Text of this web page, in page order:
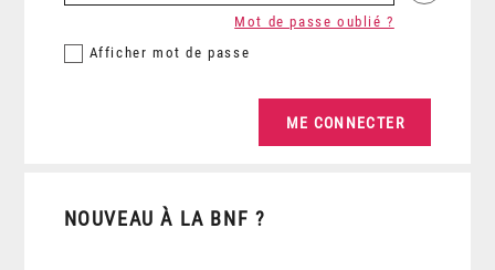
Afficher mot de passe
Mot de passe oublié ?
NOUVEAU À LA BNF ?